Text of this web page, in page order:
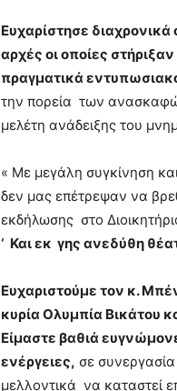
Ευχαρίστησε διαχρονικά
αρχές οι οποίες
πραγματικά
την πορεία των
μελέτη ανάδειξης του
« Με μεγάλη συγκίνηση
δεν μας επέτρεψαν να
εκδήλωσης στο
‘ Και εκ γης ανεδύθη
Ευχαριστούμε τον κ.
κυρία Ολυμπία Βικάτου
Είμαστε βαθιά
ενέργειες, σε
μελλοντικά να καταστεί